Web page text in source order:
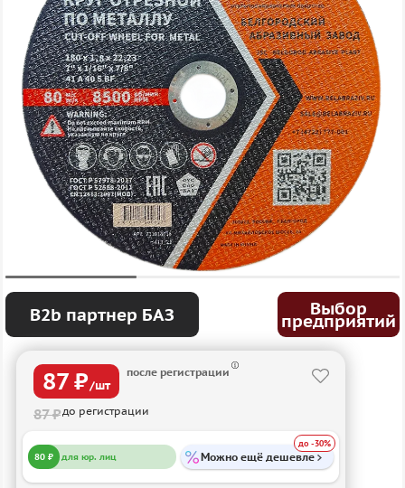
B2b партнер БАЗ Выбор
предприятий
87 ₽/шт
после регистрации
87 ₽до регистрации
80 ₽ для юр. лиц Можно ещё дешевле
до -30%